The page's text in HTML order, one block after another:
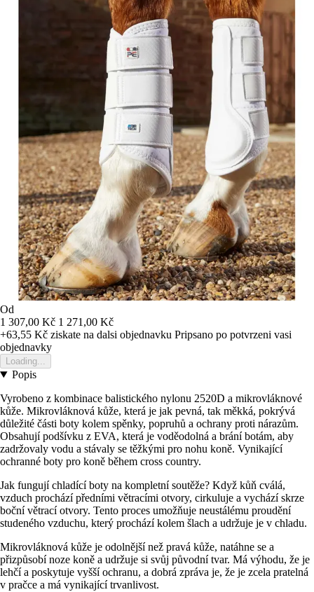
Od
1 307,00 Kč 1 271,00 Kč
+63,55 Kč ziskate na dalsi objednavku Pripsano po potvrzeni vasi
objednavky
Loading...
Popis
Vyrobeno z kombinace balistického nylonu 2520D a mikrovláknové
kůže. Mikrovláknová kůže, která je jak pevná, tak měkká, pokrývá
důležité části boty kolem spěnky, popruhů a ochrany proti nárazům.
Obsahují podšívku z EVA, která je voděodolná a brání botám, aby
zadržovaly vodu a stávaly se těžkými pro nohu koně. Vynikající
ochranné boty pro koně během cross country.
Jak fungují chladící boty na kompletní soutěže? Když kůň cválá,
vzduch prochází předními větracími otvory, cirkuluje a vychází skrze
boční větrací otvory. Tento proces umožňuje neustálému proudění
studeného vzduchu, který prochází kolem šlach a udržuje je v chladu.
Mikrovláknová kůže je odolnější než pravá kůže, natáhne se a
přizpůsobí noze koně a udržuje si svůj původní tvar. Má výhodu, že je
lehčí a poskytuje vyšší ochranu, a dobrá zpráva je, že je zcela pratelná
v pračce a má vynikající trvanlivost.